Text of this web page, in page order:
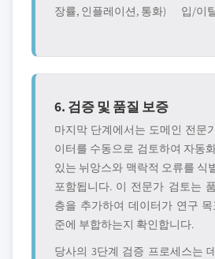
장률, 인플레이션, 통화)
입/이
6. 검증 및 품질 보증
마지막 단계에서는 도메인 전문
이터를 수동으로 검토하여 자동
있는 뉘앙스와 맥락적 오류를 식
포함됩니다. 이 전문가 검토는
층을 추가하여 데이터가 연구
준에 부합하는지 확인합니다.
당사의 3단계 검증 프로세스는